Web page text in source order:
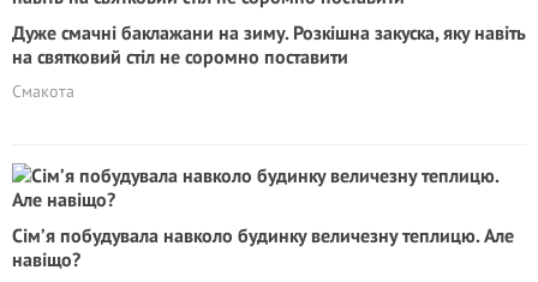
Дуже смачні баклажани на зиму. Розкішна закуска, яку навіть
на святковий стіл не соромно поставити
Смакота
Сім’я побудувала навколо будинку величезну теплицю. Але
навіщо?